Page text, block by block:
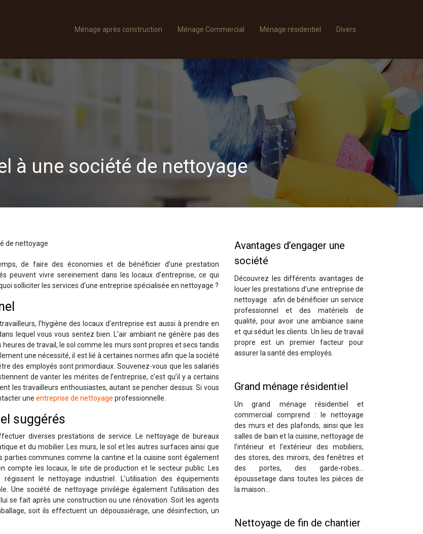
Ménage après construction Ménage Commercial Ménage résidentiel Divers
à une société de nettoyage
de faire des économies et de bénéficier d’une prestation
peuvent vivre sereinement dans les locaux d’entreprise, ce qui
solliciter les services d’une entreprise spécialisée en nettoyage ?
l’hygiène des locaux d’entreprise est aussi à prendre en
lequel vous vous sentez bien. L’air ambiant ne génère pas des
de travail, le sol comme les murs sont propres et secs tandis
une nécessité, il est lié à certaines normes afin que la société
des employés sont primordiaux. Souvenez-vous que les salariés
de vanter les mérites de l’entreprise, c’est qu’il y a certains
les travailleurs enthousiastes, autant se pencher dessus. Si vous
une entreprise de nettoyage professionnelle.
suggérés
diverses prestations de service. Le nettoyage de bureaux
et du mobilier. Les murs, le sol et les autres surfaces ainsi que
parties communes comme la cantine et la cuisine sont également
compte les locaux, le site de production et le secteur public. Les
le nettoyage industriel. L’utilisation des équipements
Une société de nettoyage privilégie également l’utilisation des
se fait après une construction ou une rénovation. Soit les agents
soit ils effectuent un dépoussiérage, une désinfection, un
Avantages d’engager une
société
Découvrez les différents avantages de
louer les prestations d’une entreprise de
nettoyage : afin de bénéficier un service
professionnel et des matériels de
qualité, pour avoir une ambiance saine
et qui séduit les clients. Un lieu de travail
propre est un premier facteur pour
assurer la santé des employés.
Grand ménage résidentiel
Un grand ménage résidentiel et
commercial comprend : le nettoyage
des murs et des plafonds, ainsi que les
salles de bain et la cuisine, nettoyage de
l’intérieur et l’extérieur des mobiliers,
des stores, des miroirs, des fenêtres et
des portes, des garde-robes…
époussetage dans toutes les pièces de
la maison…
Nettoyage de fin de chantier